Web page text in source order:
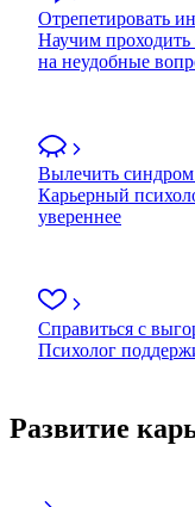
Отрепетировать
Научим проходить
на неудобные
Вылечить синдром
Карьерный
увереннее
Справиться с
Психолог
Развитие